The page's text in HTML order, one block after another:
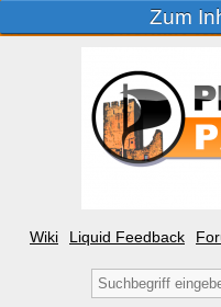
Zum
Wiki Liquid Feedback
Suche
nach: